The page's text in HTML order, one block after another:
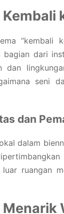
“kembali
bagian dari
dan
seni
dan
dalam
ruangan